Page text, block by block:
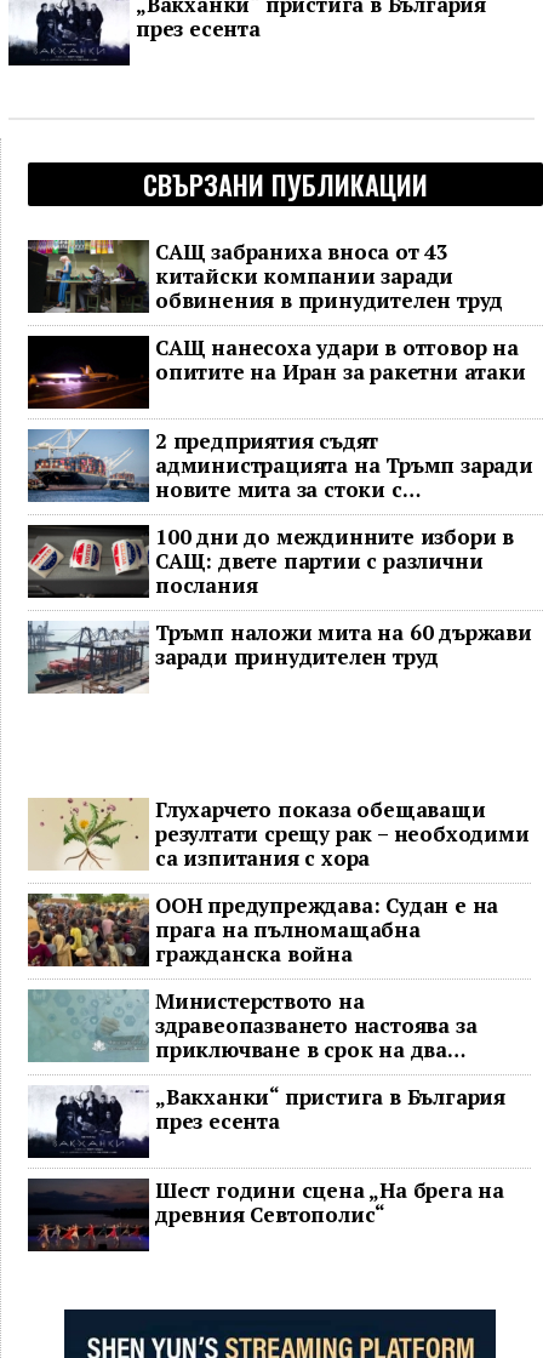
през есента
СВЪРЗАНИ ПУБЛИКАЦИИ
САЩ забраниха вноса от 43
китайски компании заради
обвинения в принудителен труд
САЩ нанесоха удари в отговор на
опитите на Иран за ракетни атаки
2 предприятия съдят
администрацията на Тръмп заради
новите мита за стоки с
принудителен труд
100 дни до междинните избори в
САЩ: двете партии с различни
послания
Тръмп наложи мита на 60 държави
заради принудителен труд
Глухарчето показа обещаващи
резултати срещу рак – необходими
са изпитания с хора
ООН предупреждава: Судан е на
прага на пълномащабна
гражданска война
Министерството на
здравеопазването настоява за
приключване в срок на два
ключови строителни проекта
„Вакханки“ пристига в България
през есента
Шест години сцена „На брега на
древния Севтополис“